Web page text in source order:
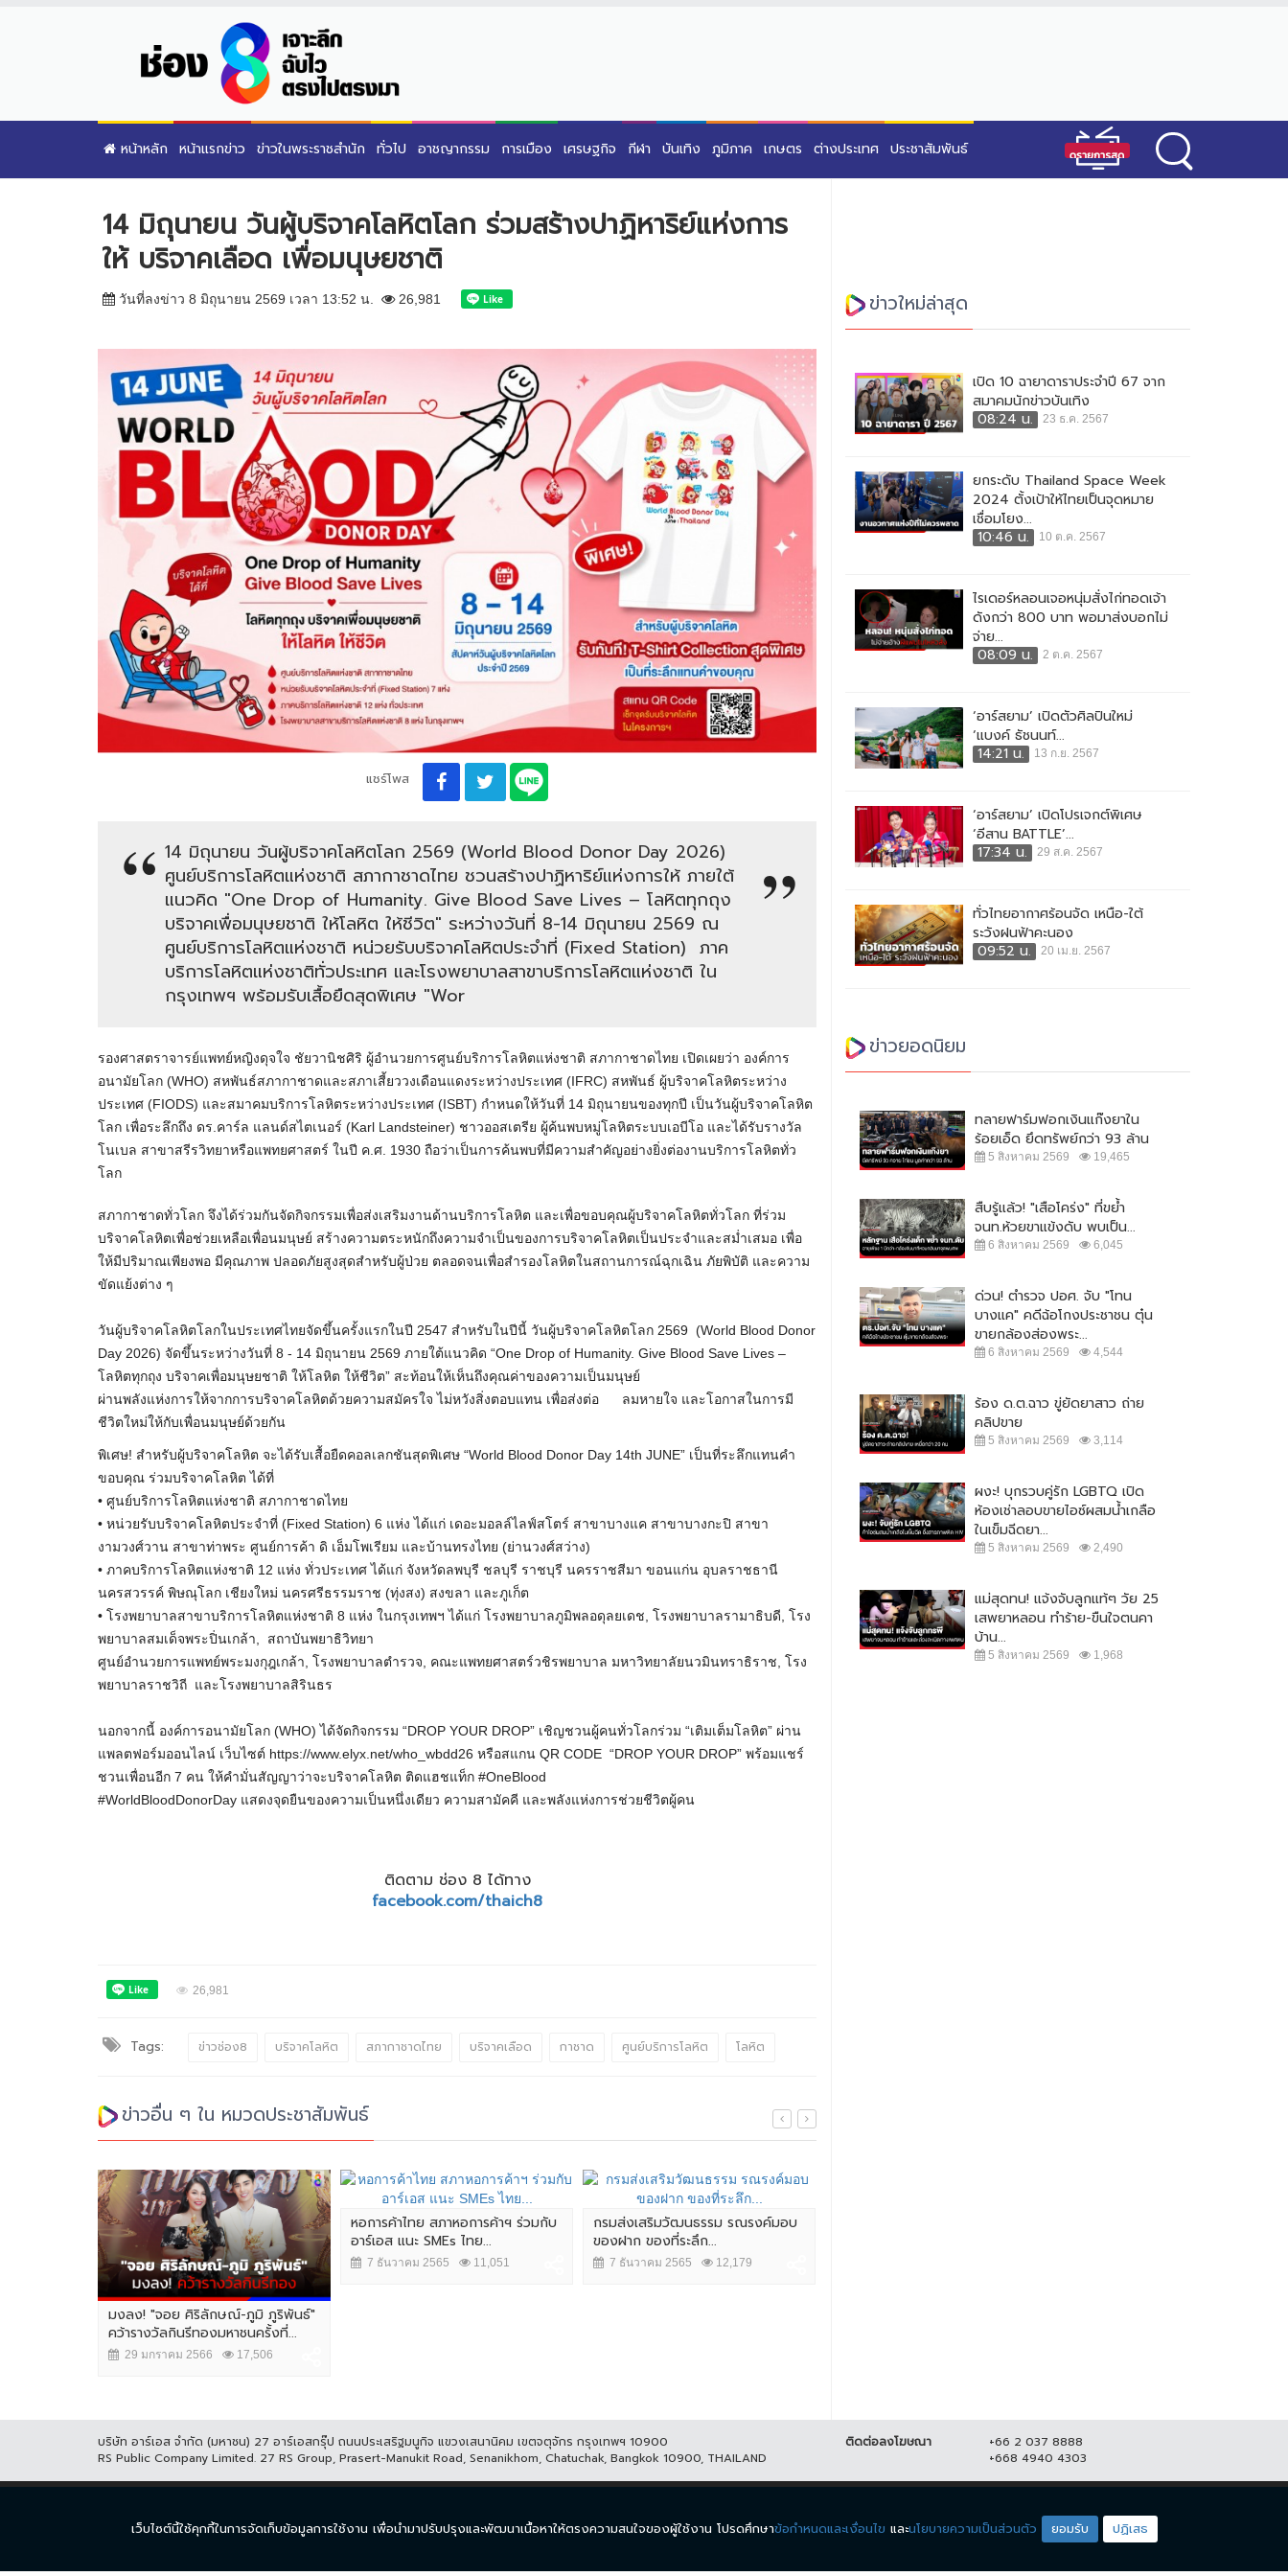
หน้าหลัก หน้าแรกข่าว ข่าวในพระราชสำนัก ทั่วไป อาชญากรรม การเมือง เศรษฐกิจ กีฬา บันเทิง ภูมิภาค เกษตร ต่างประเทศ ประชาสัมพันธ์
14 มิถุนายน วันผู้บริจาคโลหิตโลก ร่วมสร้างปาฏิหาริย์แห่งการ
ให้ บริจาคเลือด เพื่อมนุษยชาติ
วันที่ลงข่าว 8 มิถุนายน 2569 เวลา 13:52 น. 26,981
แชร์โพส
14 มิถุนายน วันผู้บริจาคโลหิตโลก 2569 (World Blood Donor Day 2026)
ศูนย์บริการโลหิตแห่งชาติ สภากาชาดไทย ชวนสร้างปาฏิหาริย์แห่งการให้ ภายใต้
แนวคิด "One Drop of Humanity. Give Blood Save Lives – โลหิตทุกถุง
บริจาคเพื่อมนุษยชาติ ให้โลหิต ให้ชีวิต" ระหว่างวันที่ 8-14 มิถุนายน 2569 ณ
ศูนย์บริการโลหิตแห่งชาติ หน่วยรับบริจาคโลหิตประจำที่ (Fixed Station) ภาค
บริการโลหิตแห่งชาติทั่วประเทศ และโรงพยาบาลสาขาบริการโลหิตแห่งชาติ ใน
กรุงเทพฯ พร้อมรับเสื้อยืดสุดพิเศษ "Wor
รองศาสตราจารย์แพทย์หญิงดุจใจ ชัยวานิชศิริ ผู้อำนวยการศูนย์บริการโลหิตแห่งชาติ สภากาชาดไทย เปิดเผยว่า องค์การ
อนามัยโลก (WHO) สหพันธ์สภากาชาดและสภาเสี้ยววงเดือนแดงระหว่างประเทศ (IFRC) สหพันธ์ ผู้บริจาคโลหิตระหว่าง
ประเทศ (FIODS) และสมาคมบริการโลหิตระหว่างประเทศ (ISBT) กำหนดให้วันที่ 14 มิถุนายนของทุกปี เป็นวันผู้บริจาคโลหิต
โลก เพื่อระลึกถึง ดร.คาร์ล แลนด์สไตเนอร์ (Karl Landsteiner) ชาวออสเตรีย ผู้ค้นพบหมู่โลหิตระบบเอบีโอ และได้รับรางวัล
โนเบล สาขาสรีรวิทยาหรือแพทยศาสตร์ ในปี ค.ศ. 1930 ถือว่าเป็นการค้นพบที่มีความสำคัญอย่างยิ่งต่องานบริการโลหิตทั่ว
โลก
สภากาชาดทั่วโลก จึงได้ร่วมกันจัดกิจกรรมเพื่อส่งเสริมงานด้านบริการโลหิต และเพื่อขอบคุณผู้บริจาคโลหิตทั่วโลก ที่ร่วม
บริจาคโลหิตเพื่อช่วยเหลือเพื่อนมนุษย์ สร้างความตระหนักถึงความจำเป็นของการบริจาคโลหิตเป็นประจำและสม่ำเสมอ เพื่อ
ให้มีปริมาณเพียงพอ มีคุณภาพ ปลอดภัยสูงสุดสำหรับผู้ป่วย ตลอดจนเพื่อสำรองโลหิตในสถานการณ์ฉุกเฉิน ภัยพิบัติ และความ
ขัดแย้งต่าง ๆ
วันผู้บริจาคโลหิตโลกในประเทศไทยจัดขึ้นครั้งแรกในปี 2547 สำหรับในปีนี้ วันผู้บริจาคโลหิตโลก 2569 (World Blood Donor
Day 2026) จัดขึ้นระหว่างวันที่ 8 - 14 มิถุนายน 2569 ภายใต้แนวคิด “One Drop of Humanity. Give Blood Save Lives –
โลหิตทุกถุง บริจาคเพื่อมนุษยชาติ ให้โลหิต ให้ชีวิต” สะท้อนให้เห็นถึงคุณค่าของความเป็นมนุษย์
ผ่านพลังแห่งการให้จากการบริจาคโลหิตด้วยความสมัครใจ ไม่หวังสิ่งตอบแทน เพื่อส่งต่อ ลมหายใจ และโอกาสในการมี
ชีวิตใหม่ให้กับเพื่อนมนุษย์ด้วยกัน
พิเศษ! สำหรับผู้บริจาคโลหิต จะได้รับเสื้อยืดคอลเลกชันสุดพิเศษ “World Blood Donor Day 14th JUNE” เป็นที่ระลึกแทนคำ
ขอบคุณ ร่วมบริจาคโลหิต ได้ที่
• ศูนย์บริการโลหิตแห่งชาติ สภากาชาดไทย
• หน่วยรับบริจาคโลหิตประจำที่ (Fixed Station) 6 แห่ง ได้แก่ เดอะมอลล์ไลฟ์สโตร์ สาขาบางแค สาขาบางกะปิ สาขา
งามวงศ์วาน สาขาท่าพระ ศูนย์การค้า ดิ เอ็มโพเรียม และบ้านทรงไทย (ย่านวงศ์สว่าง)
• ภาคบริการโลหิตแห่งชาติ 12 แห่ง ทั่วประเทศ ได้แก่ จังหวัดลพบุรี ชลบุรี ราชบุรี นครราชสีมา ขอนแก่น อุบลราชธานี
นครสวรรค์ พิษณุโลก เชียงใหม่ นครศรีธรรมราช (ทุ่งสง) สงขลา และภูเก็ต
• โรงพยาบาลสาขาบริการโลหิตแห่งชาติ 8 แห่ง ในกรุงเทพฯ ได้แก่ โรงพยาบาลภูมิพลอดุลยเดช, โรงพยาบาลรามาธิบดี, โรง
พยาบาลสมเด็จพระปิ่นเกล้า, สถาบันพยาธิวิทยา
ศูนย์อำนวยการแพทย์พระมงกุฎเกล้า, โรงพยาบาลตำรวจ, คณะแพทยศาสตร์วชิรพยาบาล มหาวิทยาลัยนวมินทราธิราช, โรง
พยาบาลราชวิถี และโรงพยาบาลสิรินธร
นอกจากนี้ องค์การอนามัยโลก (WHO) ได้จัดกิจกรรม “DROP YOUR DROP” เชิญชวนผู้คนทั่วโลกร่วม “เติมเต็มโลหิต” ผ่าน
แพลตฟอร์มออนไลน์ เว็บไซต์ https://www.elyx.net/who_wbdd26 หรือสแกน QR CODE “DROP YOUR DROP” พร้อมแชร์
ชวนเพื่อนอีก 7 คน ให้คำมั่นสัญญาว่าจะบริจาคโลหิต ติดแฮชแท็ก #OneBlood
#WorldBloodDonorDay แสดงจุดยืนของความเป็นหนึ่งเดียว ความสามัคคี และพลังแห่งการช่วยชีวิตผู้คน
ติดตาม ช่อง 8 ได้ทาง
facebook.com/thaich8
26,981
Tags: ข่าวช่อง8 บริจาคโลหิต สภากาชาดไทย บริจาคเลือด กาชาด ศูนย์บริการโลหิต โลหิต
ข่าวอื่น ๆ ใน หมวดประชาสัมพันธ์
มงลง! "จอย ศิริลักษณ์-ภูมิ ภูริพันธ์"
คว้ารางวัลกินรีทองมหาชนครั้งที่...
29 มกราคม 2566 17,506
หอการค้าไทย สภาหอการค้าฯ ร่วมกับ
อาร์เอส แนะ SMEs ไทย...
7 ธันวาคม 2565 11,051
กรมส่งเสริมวัฒนธรรม รณรงค์มอบ
ของฝาก ของที่ระลึก...
7 ธันวาคม 2565 12,179
ข่าวใหม่ล่าสุด
เปิด 10 ฉายาดาราประจำปี 67 จาก
สมาคมนักข่าวบันเทิง
08:24 น.
23 ธ.ค. 2567
ยกระดับ Thailand Space Week
2024 ตั้งเป้าให้ไทยเป็นจุดหมาย
เชื่อมโยง...
10:46 น.
10 ต.ค. 2567
ไรเดอร์หลอนเจอหนุ่มสั่งไก่ทอดเจ้า
ดังกว่า 800 บาท พอมาส่งบอกไม่
จ่าย...
08:09 น.
2 ต.ค. 2567
‘อาร์สยาม’ เปิดตัวศิลปินใหม่
‘แบงค์ ธัชนนท์...
14:21 น.
13 ก.ย. 2567
‘อาร์สยาม’ เปิดโปรเจกต์พิเศษ
‘อีสาน BATTLE’...
17:34 น.
29 ส.ค. 2567
ทั่วไทยอากาศร้อนจัด เหนือ-ใต้
ระวังฝนฟ้าคะนอง
09:52 น.
20 เม.ย. 2567
ข่าวยอดนิยม
ทลายฟาร์มฟอกเงินแก๊งยาใน
ร้อยเอ็ด ยึดทรัพย์กว่า 93 ล้าน
5 สิงหาคม 2569 19,465
สืบรู้แล้ว! "เสือโคร่ง" ที่ขย้ำ
จนท.ห้วยขาแข้งดับ พบเป็น...
6 สิงหาคม 2569 6,045
ด่วน! ตำรวจ ปอศ. จับ "โทน
บางแค" คดีฉ้อโกงประชาชน ตุ๋น
ขายกล้องส่องพระ...
6 สิงหาคม 2569 4,544
ร้อง ด.ต.ฉาว ขู่ยัดยาสาว ถ่าย
คลิปขาย
5 สิงหาคม 2569 3,114
ผงะ! บุกรวบคู่รัก LGBTQ เปิด
ห้องเช่าลอบขายไอซ์ผสมน้ำเกลือ
ในเข็มฉีดยา...
5 สิงหาคม 2569 2,490
แม่สุดทน! แจ้งจับลูกแท้ๆ วัย 25
เสพยาหลอน ทำร้าย-ขืนใจตนคา
บ้าน...
5 สิงหาคม 2569 1,968
บริษัท อาร์เอส จำกัด (มหาชน) 27 อาร์เอสกรุ๊ป ถนนประเสริฐมนูกิจ แขวงเสนานิคม เขตจตุจักร กรุงเทพฯ 10900
RS Public Company Limited. 27 RS Group, Prasert-Manukit Road, Senanikhom, Chatuchak, Bangkok 10900, THAILAND
ติดต่อลงโฆษณา
+66 2 037 8888
+668 4940 4303
ละคร มีเดียโซน
เว็บไซต์นี้ใช้คุกกี้ในการจัดเก็บข้อมูลการใช้งาน เพื่อนำมาปรับปรุงและพัฒนาเนื้อหาให้ตรงความสนใจของผู้ใช้งาน โปรดศึกษาข้อกำหนดและเงื่อนไข และนโยบายความเป็นส่วนตัว ยอมรับ ปฏิเสธ